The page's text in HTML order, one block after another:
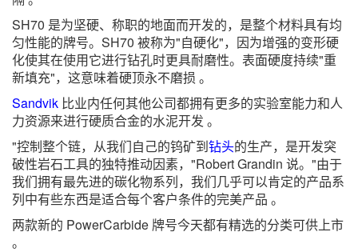
SH70 是为坚硬、称职的地面而开发的，是整个材料具有均
匀性能的牌号。SH70 被称为"自硬化"，因为增强的变形硬
化使其在使用它进行钻孔时更具耐磨性。表面硬度持续"重
新填充"，这意味着硬顶永不磨损 。
Sandvik 比业内任何其他公司都拥有更多的实验室能力和人
力资源来进行硬质合金的水泥开发 。
"控制整个链，从我们自己的钨矿到钻头的生产，是开发突
破性岩石工具的独特推动因素，"Robert Grandin 说。"由于
我们拥有最先进的碳化物系列，我们几乎可以肯定的产品系
列中有些东西是适合每个客户条件的完美产品 。
两款新的 PowerCarbide 牌号今天都有精选的分类可供上市
。